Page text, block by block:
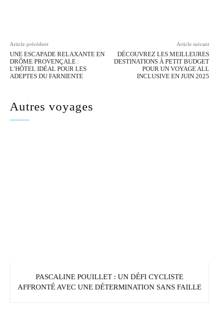
Article précédent
UNE ESCAPADE RELAXANTE EN
DRÔME PROVENÇALE :
L’HÔTEL IDÉAL POUR LES
ADEPTES DU FARNIENTE
Article suivant
DÉCOUVREZ LES MEILLEURES
DESTINATIONS À PETIT BUDGET
POUR UN VOYAGE ALL
INCLUSIVE EN JUIN 2025
Autres voyages
PASCALINE POUILLET : UN DÉFI CYCLISTE
AFFRONTÉ AVEC UNE DÉTERMINATION SANS FAILLE